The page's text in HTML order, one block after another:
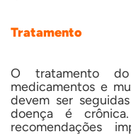
Tratamento
O tratamento
medicamentos e
devem ser
doença é
recomendações